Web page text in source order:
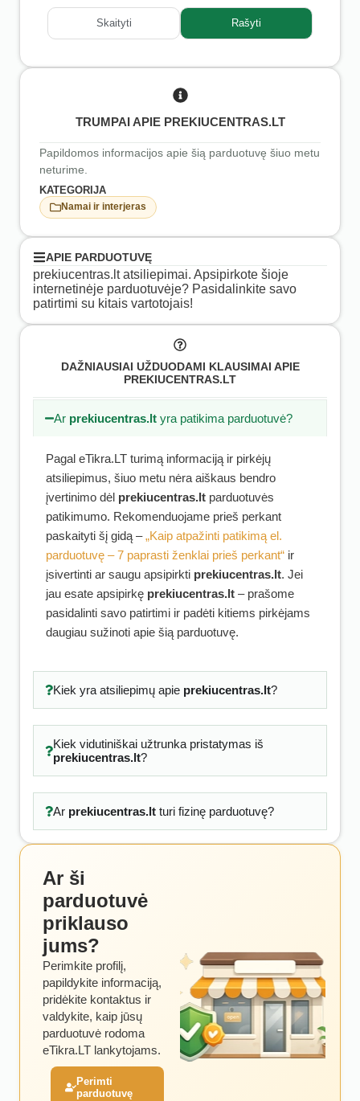
Skaityti Rašyti
TRUMPAI APIE PREKIUCENTRAS.LT
Papildomos informacijos apie šią parduotuvę šiuo metu
neturime.
KATEGORIJA
Namai ir interjeras
APIE PARDUOTUVĘ
prekiucentras.lt atsiliepimai. Apsipirkote šioje
internetinėje parduotuvėje? Pasidalinkite savo
patirtimi su kitais vartotojais!
DAŽNIAUSIAI UŽDUODAMI KLAUSIMAI APIE
PREKIUCENTRAS.LT
Ar prekiucentras.lt yra patikima parduotuvė?
Pagal eTikra.LT turimą informaciją ir pirkėjų
atsiliepimus, šiuo metu nėra aiškaus bendro
įvertinimo dėl prekiucentras.lt parduotuvės
patikimumo. Rekomenduojame prieš perkant
paskaityti šį gidą –„Kaip atpažinti patikimą el.
parduotuvę – 7 paprasti ženklai prieš perkant“ ir
įsivertinti ar saugu apsipirkti prekiucentras.lt. Jei
jau esate apsipirkę prekiucentras.lt – prašome
pasidalinti savo patirtimi ir padėti kitiems pirkėjams
daugiau sužinoti apie šią parduotuvę.
Kiek yra atsiliepimų apie prekiucentras.lt?
Kiek vidutiniškai užtrunka pristatymas iš
prekiucentras.lt?
Ar prekiucentras.ltturi fizinę parduotuvę?
Ar ši
parduotuvė
priklauso
jums?
Perimkite profilį,
papildykite informaciją,
pridėkite kontaktus ir
valdykite, kaip jūsų
parduotuvė rodoma
eTikra.LT lankytojams.
Perimti
parduotuvę